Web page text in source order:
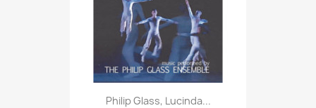
Philip Glass, Lucinda...